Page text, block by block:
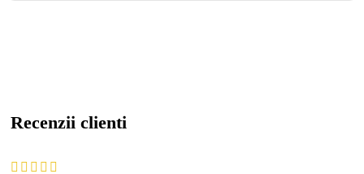
Recenzii clienti